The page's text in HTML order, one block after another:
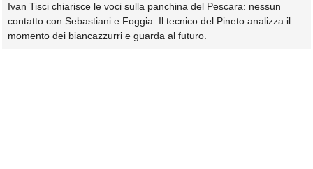
Ivan Tisci chiarisce le voci sulla panchina del Pescara: nessun
contatto con Sebastiani e Foggia. Il tecnico del Pineto analizza il
momento dei biancazzurri e guarda al futuro.